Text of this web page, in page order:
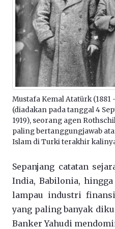
Mustafa Kemal Atatürk (1881
(diadakan pada tanggal 4
1919), seorang agen
paling bertanggungjawab
Islam di Turki terakhir
Sepanjang catatan
India, Babilonia,
lampau industri
yang paling banyak
Banker Yahudi